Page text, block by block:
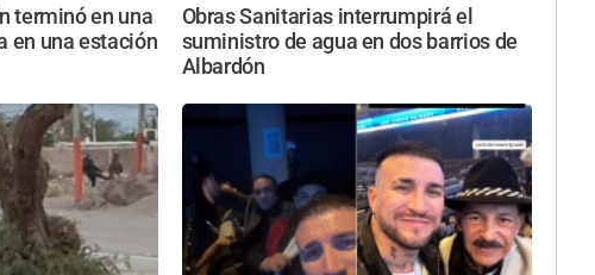
terminó en una
en una estación
Obras Sanitarias interrumpirá el
suministro de agua en dos barrios de
Albardón